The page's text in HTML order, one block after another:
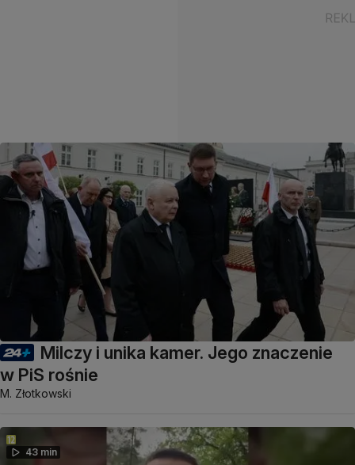
Milczy i unika kamer. Jego znaczenie
w PiS rośnie
M. Złotkowski
43 min